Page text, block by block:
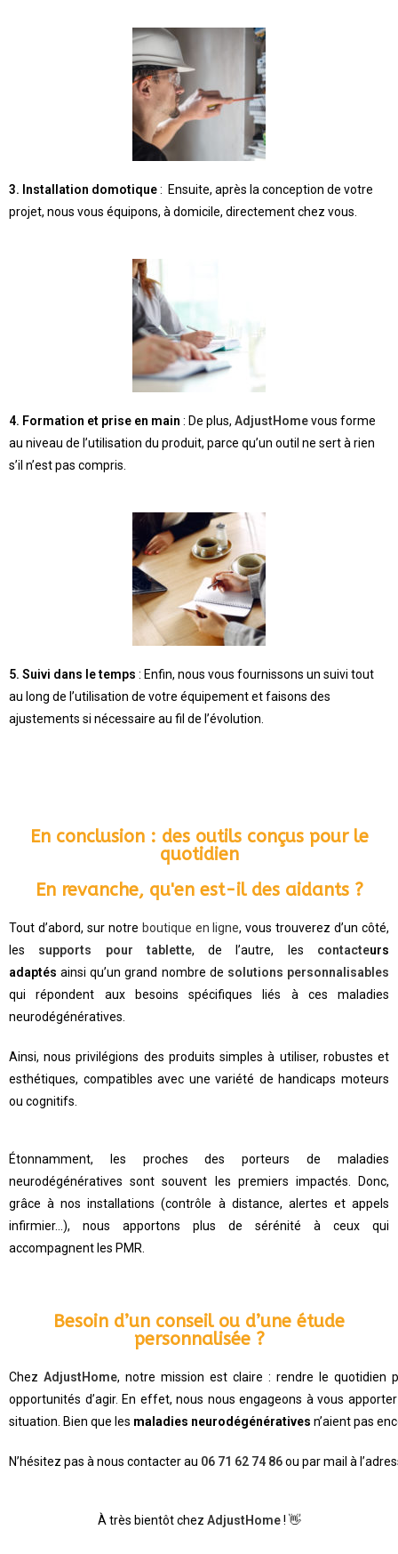
3. Installation domotique: Ensuite, après la conception de votre
projet, nous vous équipons, à domicile, directement chez vous.
4. Formation et prise en main : De plus, AdjustHomevous forme
au niveau de l’utilisation du produit, parce qu’un outil ne sert à rien
s’il n’est pas compris.
5. Suivi dans le temps : Enfin, nous vous fournissons un suivi tout
au long de l’utilisation de votre équipement et faisons des
ajustements si nécessaire au fil de l’évolution.
En conclusion : des outils conçus pour le
quotidien
En revanche, qu'en est-il des aidants ?
Tout d’abord, sur notre boutique en ligne, vous trouverez d’un côté,
les supports pour tablette, de l’autre, les contacteurs
adaptés ainsi qu’un grand nombre de solutions personnalisables
qui répondent aux besoins spécifiques liés à ces maladies
neurodégénératives.
Ainsi, nous privilégions des produits simples à utiliser, robustes et
esthétiques, compatibles avec une variété de handicaps moteurs
ou cognitifs.
Étonnamment, les proches des porteurs de maladies
neurodégénératives sont souvent les premiers impactés. Donc,
grâce à nos installations (contrôle à distance, alertes et appels
infirmier…), nous apportons plus de sérénité à ceux qui
accompagnent les PMR.
Besoin d’un conseil ou d’une étude
personnalisée ?
ChezAdjustHome, notre mission est claire : rendre le quotidien
opportunités d’agir. En effet, nous nous engageons à vous
situation. Bien que l es maladies neurodégénératives n’aient pas
N’hésitez pas à nous contacter au 06 71 62 74 86ou par mail à
À très bientôt chez AdjustHome ! 👋